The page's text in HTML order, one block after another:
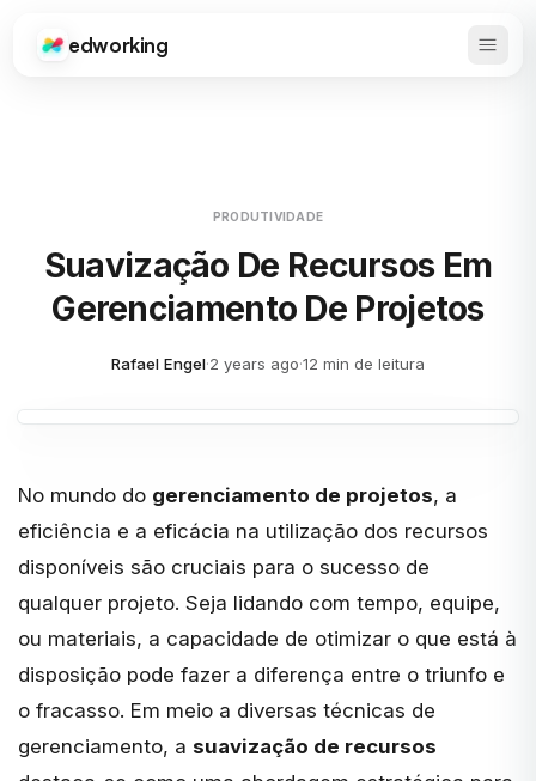
Edworking
edworking Abrir
PRODUTIVIDADE
Suavização De Recursos Em
Gerenciamento De Projetos
Rafael Engel·2 years ago·12 min de leitura
No mundo do gerenciamento de projetos, a
eficiência e a eficácia na utilização dos recursos
disponíveis são cruciais para o sucesso de
qualquer projeto. Seja lidando com tempo, equipe,
ou materiais, a capacidade de otimizar o que está à
disposição pode fazer a diferença entre o triunfo e
o fracasso. Em meio a diversas técnicas de
gerenciamento, a suavização de recursos